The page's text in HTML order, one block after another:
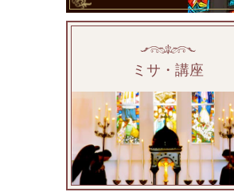
ミサ・講座